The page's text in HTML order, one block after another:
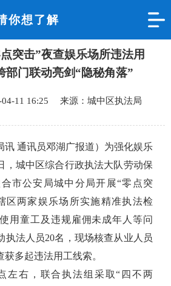
你想了解
点突击”夜查娱乐场所违法用
部门联动亮剑“隐秘角落”
04-11 16:25 来源：城中区执法局
讯 通讯员邓湖广报道） 为强化娱乐
，城中区综合行政执法大队劳动保
市公安局城中分局开展“零点突
区两家娱乐场所实施精准执法检
用童工及违规雇佣未成年人等问
执法人员20名，现场核查从业人员
多起违法用工线索。
左右，联合执法组采取“四不两